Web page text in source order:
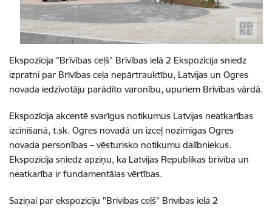
Ekspozīcija "Brīvības ceļš" Brīvības ielā 2 Ekspozīcija sniedz
izpratni par Brīvības ceļa nepārtrauktību, Latvijas un Ogres
novada iedzīvotāju parādīto varonību, upuriem Brīvības vārdā.
Ekspozīcija akcentē svarīgus notikumus Latvijas neatkarības
izcīnīšanā, t.sk. Ogres novadā un izceļ nozīmīgas Ogres
novada personības – vēsturisko notikumu dalībniekus.
Ekspozīcija sniedz apziņu, ka Latvijas Republikas brīvība un
neatkarība ir fundamentālas vērtības.
Saziņai par ekspozīciju "Brīvības ceļš" Brīvības ielā 2